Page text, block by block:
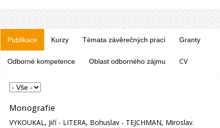
Publikace Kurzy Témata závěrečných prací Granty
Odborné kompetence Oblast odborného zájmu CV
Monografie
VYKOUKAL, Jiří - LITERA, Bohuslav - TEJCHMAN, Miroslav.